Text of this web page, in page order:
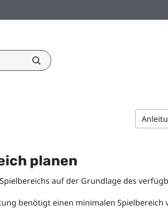
planen
auf der Grundlage des
benötigt einen minimalen Spielbereich